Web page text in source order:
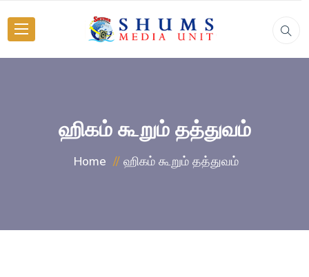
ஹிகம் கூறும் தத்துவம்
Home ஹிகம் கூறும் தத்துவம்